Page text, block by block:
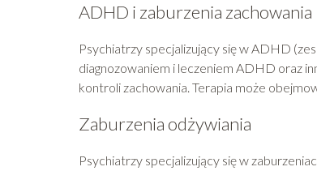
ADHD i zaburzenia zachowania
Psychiatrzy specjalizujący się w ADHD
diagnozowaniem i leczeniem ADHD oraz
kontroli zachowania. Terapia może
Zaburzenia odżywiania
Psychiatrzy specjalizujący się w